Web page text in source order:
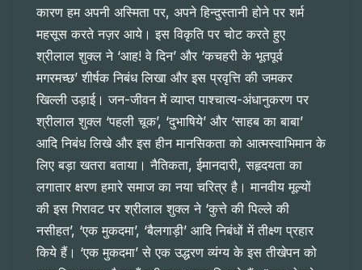
कारण हम अपनी अस्मिता पर, अपने हिन्दुस्तानी होने पर शर्म
महसूस करते नज़र आये। इस विकृति पर चोट करते हुए
श्रीलाल शुक्ल ने ‘आह! वे दिन’ और ‘कचहरी के भूतपूर्व
मगरमच्छ’ शीर्षक निबंध लिखा और इस प्रवृत्ति की जमकर
खिल्ली उड़ाई। जन-जीवन में व्याप्त पाश्चात्य-अंधानुकरण पर
श्रीलाल शुक्ल ‘पहली चूक’, ‘दुभाषिये’ और ‘साहब का बाबा’
आदि निबंध लिखे और इस हीन मानसिकता को आत्मस्वाभिमान के
लिए बड़ा खतरा बताया। नैतिकता, ईमानदारी, सहृदयता का
लगातार क्षरण हमारे समाज का नया चरित्र है। मानवीय मूल्यों
की इस गिरावट पर श्रीलाल शुक्ल ने ‘कुत्ते की पिल्ले की
नसीहत’, ‘एक मुकदमा’, ‘बैलगाड़ी’ आदि निबंधों में तीक्ष्ण प्रहार
किये हैं। ‘एक मुकदमा’ से एक उद्धरण व्यंग्य के इस तीखेपन को